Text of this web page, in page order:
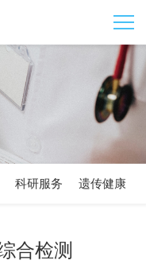
科研服务 遗传健康
合检测